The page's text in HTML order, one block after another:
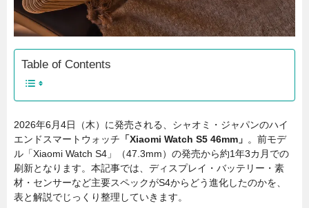
Table of Contents
2026年6月4日（木）に発売される、シャオミ・ジャパンのハイ
エンドスマートウォッチ 「Xiaomi Watch S5 46mm」 。前モデ
ル「Xiaomi Watch S4」（47.3mm）の発売から約1年3カ月での
刷新となります。本記事では、ディスプレイ・バッテリー・素
材・センサーなど主要スペックがS4からどう進化したのかを、
表と解説でじっくり整理していきます。